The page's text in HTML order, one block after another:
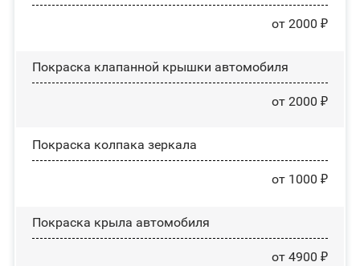
от 2000 ₽
Покраска клапанной крышки автомобиля
от 2000 ₽
Покраска колпака зеркала
от 1000 ₽
Покраска крыла автомобиля
от 4900 ₽